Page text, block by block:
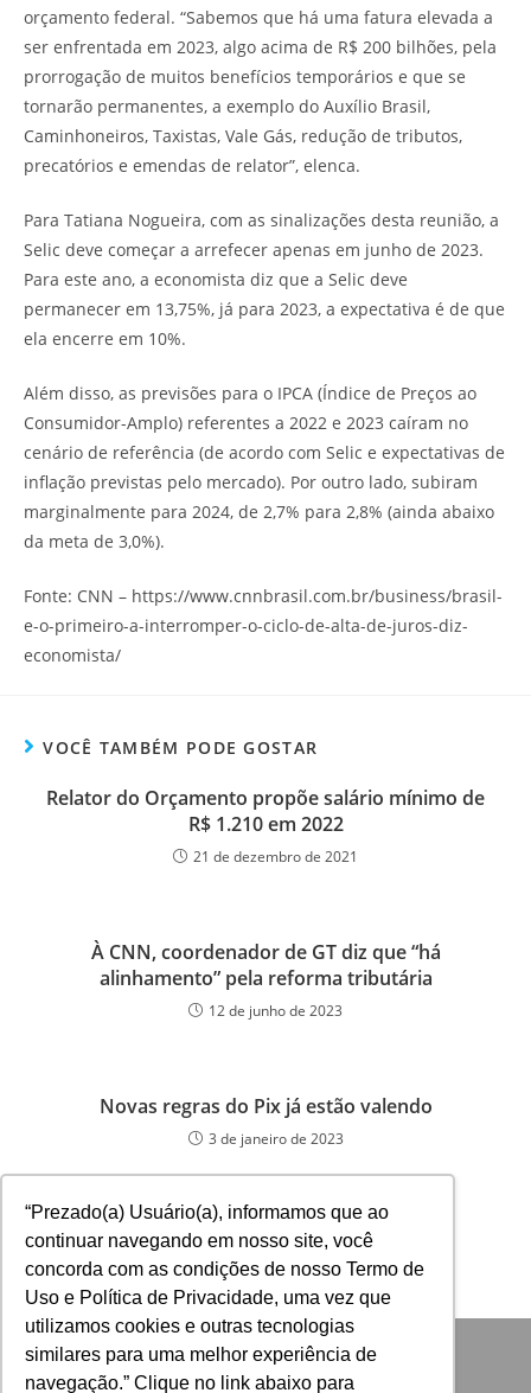
“Prezado(a) Usuário(a), informamos que ao
continuar navegando em nosso site, você
concorda com as condições de nosso Termo de
Uso e Política de Privacidade, uma vez que
utilizamos cookies e outras tecnologias
similares para uma melhor experiência de
navegação.” Clique no link abaixo para
orçamento federal. “Sabemos que há uma fatura elevada a
ser enfrentada em 2023, algo acima de R$ 200 bilhões, pela
prorrogação de muitos benefícios temporários e que se
tornarão permanentes, a exemplo do Auxílio Brasil,
Caminhoneiros, Taxistas, Vale Gás, redução de tributos,
precatórios e emendas de relator”, elenca.
Para Tatiana Nogueira, com as sinalizações desta reunião, a
Selic deve começar a arrefecer apenas em junho de 2023.
Para este ano, a economista diz que a Selic deve
permanecer em 13,75%, já para 2023, a expectativa é de que
ela encerre em 10%.
Além disso, as previsões para o IPCA (Índice de Preços ao
Consumidor-Amplo) referentes a 2022 e 2023 caíram no
cenário de referência (de acordo com Selic e expectativas de
inflação previstas pelo mercado). Por outro lado, subiram
marginalmente para 2024, de 2,7% para 2,8% (ainda abaixo
da meta de 3,0%).
Fonte: CNN – https://www.cnnbrasil.com.br/business/brasil-
e-o-primeiro-a-interromper-o-ciclo-de-alta-de-juros-diz-
economista/
VOCÊ TAMBÉM PODE GOSTAR
Relator do Orçamento propõe salário mínimo de
R$ 1.210 em 2022
21 de dezembro de 2021
À CNN, coordenador de GT diz que “há
alinhamento” pela reforma tributária
12 de junho de 2023
Novas regras do Pix já estão valendo
3 de janeiro de 2023